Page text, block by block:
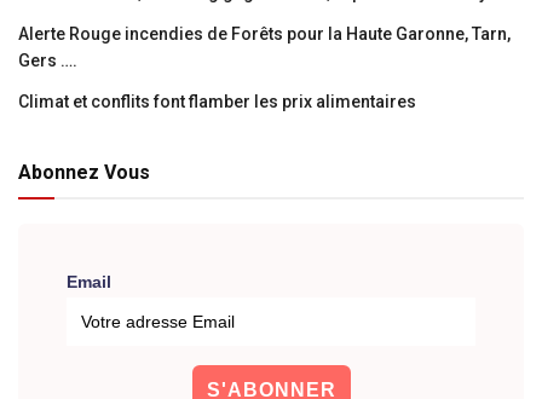
Alerte Rouge incendies de Forêts pour la Haute Garonne, Tarn,
Gers ….
Climat et conflits font flamber les prix alimentaires
Abonnez Vous
Email